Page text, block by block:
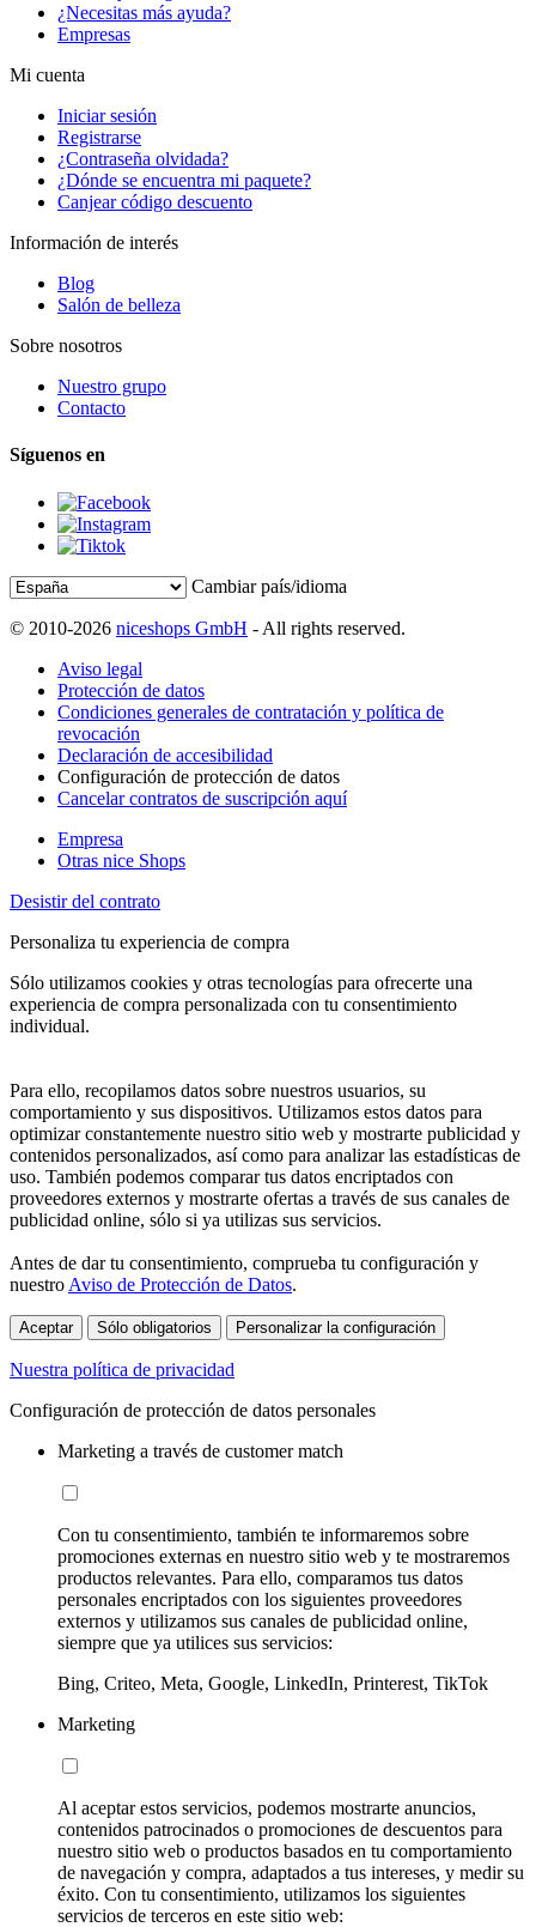
¿Necesitas más ayuda?
Empresas
Mi cuenta
Iniciar sesión
Registrarse
¿Contraseña olvidada?
¿Dónde se encuentra mi paquete?
Canjear código descuento
Información de interés
Blog
Salón de belleza
Sobre nosotros
Nuestro grupo
Contacto
Síguenos en
Cambiar país/idioma
© 2010-2026 niceshops GmbH - All rights reserved.
Aviso legal
Protección de datos
Condiciones generales de contratación y política de
revocación
Declaración de accesibilidad
Configuración de protección de datos
Cancelar contratos de suscripción aquí
Empresa
Otras nice Shops
Desistir del contrato
Personaliza tu experiencia de compra
Sólo utilizamos cookies y otras tecnologías para ofrecerte una
experiencia de compra personalizada con tu consentimiento
individual.
Para ello, recopilamos datos sobre nuestros usuarios, su
comportamiento y sus dispositivos. Utilizamos estos datos para
optimizar constantemente nuestro sitio web y mostrarte publicidad y
contenidos personalizados, así como para analizar las estadísticas de
uso. También podemos comparar tus datos encriptados con
proveedores externos y mostrarte ofertas a través de sus canales de
publicidad online, sólo si ya utilizas sus servicios.
Antes de dar tu consentimiento, comprueba tu configuración y
nuestro Aviso de Protección de Datos.
Aceptar Sólo obligatorios Personalizar la configuración
Nuestra política de privacidad
Configuración de protección de datos personales
Marketing a través de customer match
Con tu consentimiento, también te informaremos sobre
promociones externas en nuestro sitio web y te mostraremos
productos relevantes. Para ello, comparamos tus datos
personales encriptados con los siguientes proveedores
externos y utilizamos sus canales de publicidad online,
siempre que ya utilices sus servicios:
Bing, Criteo, Meta, Google, LinkedIn, Printerest, TikTok
Marketing
Al aceptar estos servicios, podemos mostrarte anuncios,
contenidos patrocinados o promociones de descuentos para
nuestro sitio web o productos basados en tu comportamiento
de navegación y compra, adaptados a tus intereses, y medir su
éxito. Con tu consentimiento, utilizamos los siguientes
servicios de terceros en este sitio web: